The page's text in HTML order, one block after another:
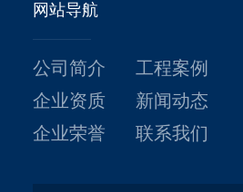
网站导航
公司简介
工程案例
企业资质
新闻动态
企业荣誉
联系我们